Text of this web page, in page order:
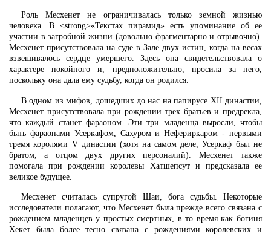
Роль Месхенет не ограничивалась только земной жизнью
человека. В <strong>«Текстах пирамид» есть упоминание об ее
участии в загробной жизни (довольно фрагментарно и отрывочно).
Месхенет присутствовала на суде в Зале двух истин, когда на весах
взвешивалось сердце умершего. Здесь она свидетельствовала о
характере покойного и, предположительно, просила за него,
поскольку она дала ему судьбу, когда он родился.
В одном из мифов, дошедших до нас на папирусе XII династии,
Месхенет присутствовала при рождении трех братьев и предрекла,
что каждый станет фараоном. Эти три младенца выросли, чтобы
быть фараонами Усеркафом, Сахуром и Нефериркаром - первыми
тремя королями V династии (хотя на самом деле, Усеркаф был не
братом, а отцом двух других персоналий). Месхенет также
помогала при рождении королевы Хатшепсут и предсказала ее
великое будущее.
Meсхенет считалась супругой Шаи, бога судьбы. Некоторые
исследователи полагают, что Месхенет была прежде всего связана с
рождением младенцев у простых смертных, в то время как богиня
Хекет была более тесно связана с рождениями королевских и